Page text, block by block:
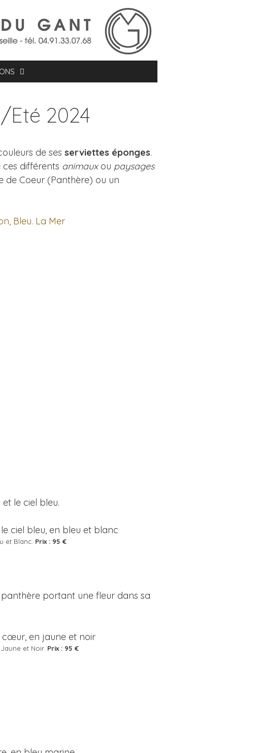
Eté 2024
de ses serviettes éponges.
différents animauxou paysages
de Coeur (Panthère) ou un
le ciel bleu.
et Blanc. Prix : 95 €
portant une fleur dans sa
et Noir. Prix : 95 €